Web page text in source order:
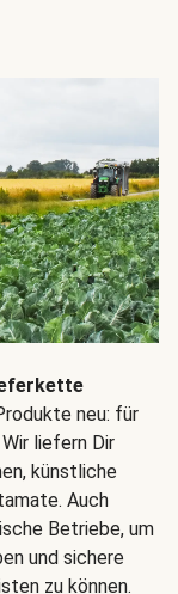
neu: für
liefern Dir
künstliche
Auch
Betriebe, um
und sichere
zu können.